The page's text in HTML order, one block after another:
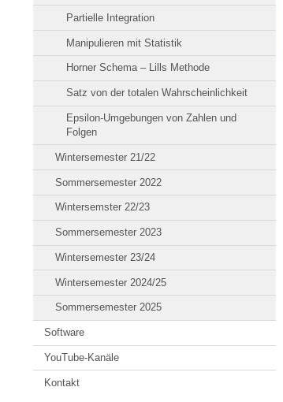
Partielle Integration
Manipulieren mit Statistik
Horner Schema – Lills Methode
Satz von der totalen Wahrscheinlichkeit
Epsilon-Umgebungen von Zahlen und
Folgen
Wintersemester 21/22
Sommersemester 2022
Wintersemster 22/23
Sommersemester 2023
Wintersemester 23/24
Wintersemester 2024/25
Sommersemester 2025
Software
YouTube-Kanäle
Kontakt